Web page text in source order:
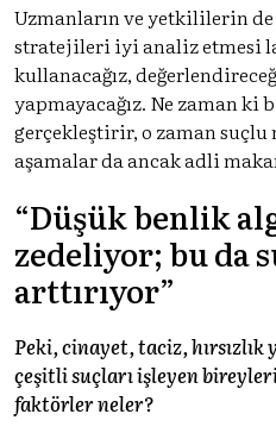
Uzmanların ve yetkililerin de
stratejileri iyi analiz etmesi
kullanacağız,
yapmayacağız. Ne zaman ki
gerçekleştirir, o zaman
aşamalar da ancak adli
“Düşük benlik
zedeliyor; bu da
arttırıyor”
Peki, cinayet, taciz,
çeşitli suçları işleyen
faktörler neler?